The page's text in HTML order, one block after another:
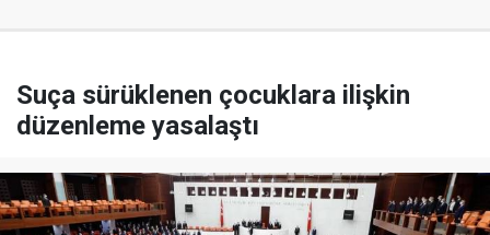
Suça sürüklenen çocuklara ilişkin
düzenleme yasalaştı